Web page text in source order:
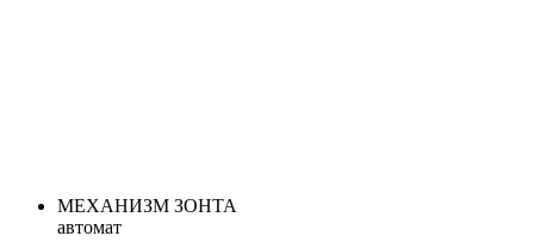
МЕХАНИЗМ ЗОНТА
автомат